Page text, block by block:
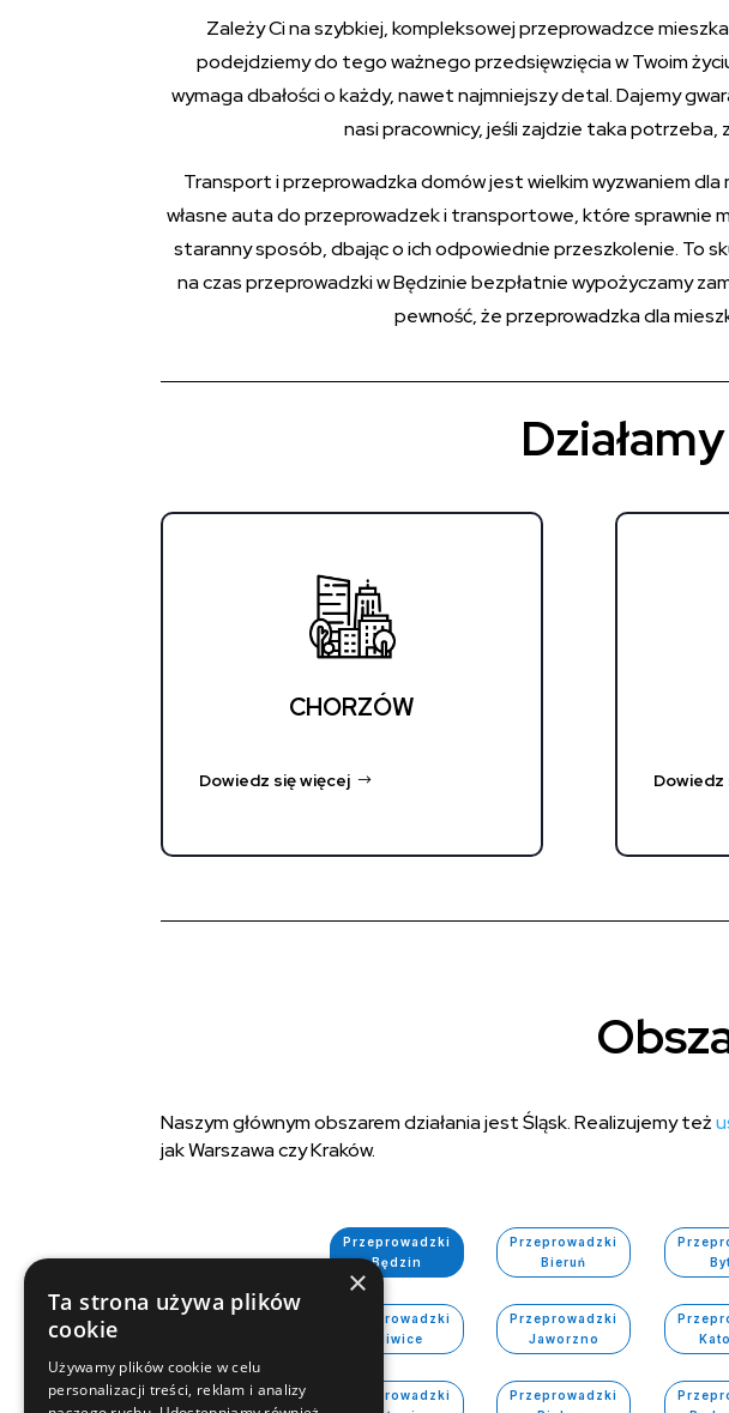
Zależy Ci na szybkiej, kompleksowej przeprowadzce
podejdziemy do tego ważnego przedsięwzięcia w Twoim
wymaga dbałości o każdy, nawet najmniejszy detal. Dajemy
nasi pracownicy, jeśli zajdzie taka potrzeba,
Transport i przeprowadzka domów jest wielkim wyzwaniem
własne auta do przeprowadzek i transportowe, które sprawnie
staranny sposób, dbając o ich odpowiednie przeszkolenie. To
na czas przeprowadzki w Będzinie bezpłatnie wypożyczamy
pewność, że przeprowadzka dla
CHORZÓW
Dowiedz się więcej Dowiedz
Naszym głównym obszarem działania jest Śląsk. Realizujemy też
jak Warszawa czy Kraków.
Przeprowadzki
Będzin
Przeprowadzki
Gliwice
Przeprowadzki
Przeprowadzki
Bieruń
Przeprowadzki
Jaworzno
Przeprowadzki
×
Ta strona używa plików
cookie
Używamy plików cookie w celu
personalizacji treści, reklam i analizy